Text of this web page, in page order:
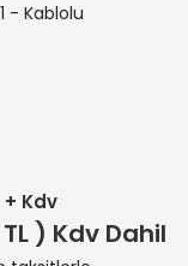
- Kablolu
Kdv
) Kdv Dahil